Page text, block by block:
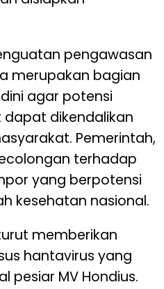
pengawasan
merupakan bagian
agar potensi
dikendalikan
Pemerintah,
terhadap
yang berpotensi
kesehatan nasional.
memberikan
hantavirus yang
pesiar MV Hondius.